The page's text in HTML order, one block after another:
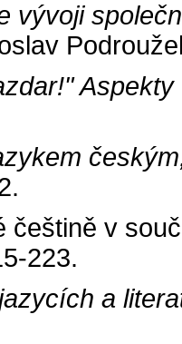
vývoji
češtině v
223.
a